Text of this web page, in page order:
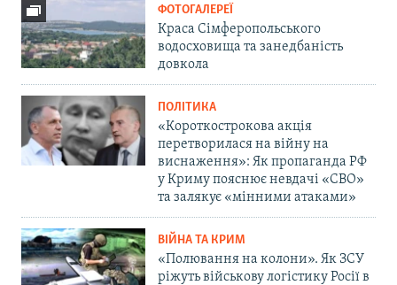
ФОТОГАЛЕРЕЇ
Краса Сімферопольського
водосховища та занедбаність
довкола
ПОЛІТИКА
«Короткострокова акція
перетворилася на війну на
виснаження»: Як пропаганда РФ
у Криму пояснює невдачі «СВО»
та залякує «мінними атаками»
ВІЙНА ТА КРИМ
«Полювання на колони». Як ЗСУ
ріжуть військову логістику Росії в